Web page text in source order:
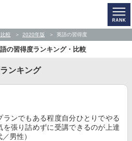
較 2020年版 英語の習得度
の習得度ランキング・比較
ンキング
ンでもある程度自分ひとりでやる
を張り詰めずに受講できるのが上達
男性）